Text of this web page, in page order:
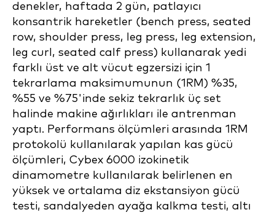
denekler, haftada 2 gün, patlayıcı
konsantrik hareketler (bench press, seated
row, shoulder press, leg press, leg extension,
leg curl, seated calf press) kullanarak yedi
farklı üst ve alt vücut egzersizi için 1
tekrarlama maksimumunun (1RM) %35,
%55 ve %75'inde sekiz tekrarlık üç set
halinde makine ağırlıkları ile antrenman
yaptı. Performans ölçümleri arasında 1RM
protokolü kullanılarak yapılan kas gücü
ölçümleri, Cybex 6000 izokinetik
dinamometre kullanılarak belirlenen en
yüksek ve ortalama diz ekstansiyon gücü
testi, sandalyeden ayağa kalkma testi, altı